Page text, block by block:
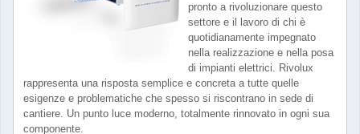
pronto a rivoluzionare questo
settore e il lavoro di chi è
quotidianamente impegnato
nella realizzazione e nella posa
di impianti elettrici. Rivolux
rappresenta una risposta semplice e concreta a tutte quelle
esigenze e problematiche che spesso si riscontrano in sede di
cantiere. Un punto luce moderno, totalmente rinnovato in ogni sua
componente.